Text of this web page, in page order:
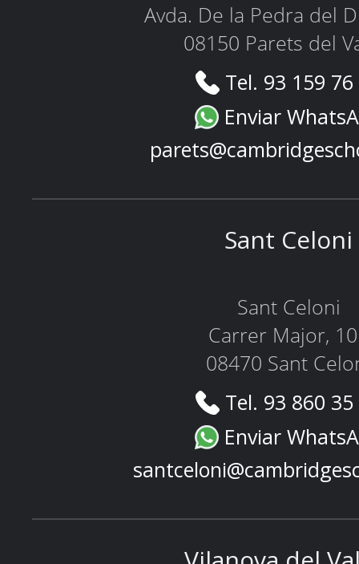
Avda. De la Pedra del
08150 Parets del
Tel. 93 159
Enviar
Sant Celoni
Sant Celoni
Carrer Major,
08470 Sant
Tel. 93 860
Enviar